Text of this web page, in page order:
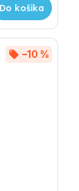
Do košíka
–10 %